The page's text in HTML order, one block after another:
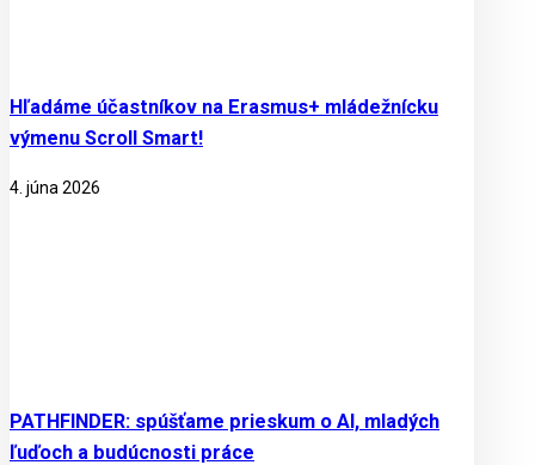
Hľadáme účastníkov na Erasmus+ mládežnícku
výmenu Scroll Smart!
4. júna 2026
PATHFINDER: spúšťame prieskum o AI, mladých
ľuďoch a budúcnosti práce